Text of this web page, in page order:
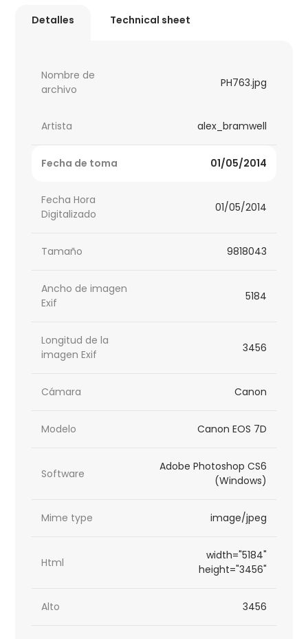
Detalles Technical sheet
Nombre de
archivo
PH763.jpg
Artista alex_bramwell
Fecha de toma 01/05/2014
Fecha Hora
Digitalizado
01/05/2014
Tamaño 9818043
Ancho de imagen
Exif
5184
Longitud de la
imagen Exif
3456
Cámara Canon
Modelo Canon EOS 7D
Software
Adobe Photoshop CS6
(Windows)
Mime type image/jpeg
Html
width="5184"
height="3456"
Alto 3456